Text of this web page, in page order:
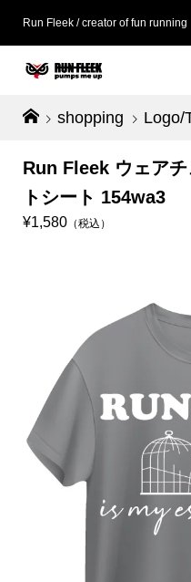
Run Fleek / creator of fun running
shopping Logo/
Run Fleek ウェア
トシート 154wa3
¥1,580（税込）